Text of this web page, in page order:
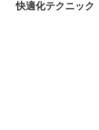
快適化テクニック